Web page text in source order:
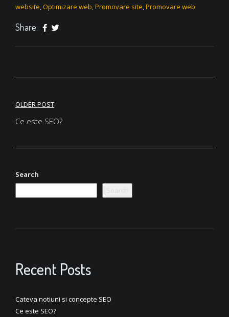
website,Optimizare web,Promovare site,Promovare web
Share:
Post
navigation
OLDER POST
Ce este SEO?
Search
Recent Posts
Cateva notiuni si concepte SEO
Ce este SEO?